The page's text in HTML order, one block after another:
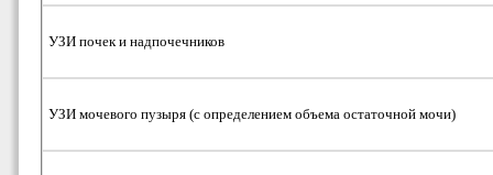
УЗИ почек и надпочечников
УЗИ мочевого пузыря (с определением объема остаточной мочи)